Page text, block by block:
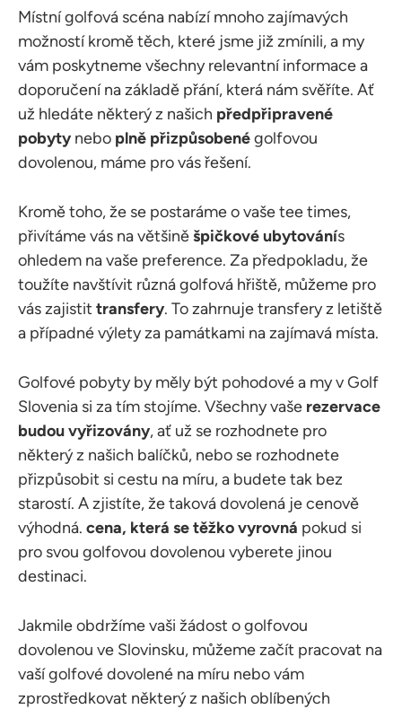
Místní golfová scéna nabízí mnoho zajímavých
možností kromě těch, které jsme již zmínili, a my
vám poskytneme všechny relevantní informace a
doporučení na základě přání, která nám svěříte. Ať
už hledáte některý z našich předpřipravené
pobyty nebo plně přizpůsobenégolfovou
dovolenou, máme pro vás řešení.
Kromě toho, že se postaráme o vaše tee times,
přivítáme vás na většiněšpičkové ubytovánís
ohledem na vaše preference. Za předpokladu, že
toužíte navštívit různá golfová hřiště, můžeme pro
vás zajistit transfery. To zahrnuje transfery z letiště
a případné výlety za památkami na zajímavá místa.
Golfové pobyty by měly být pohodové a my v Golf
Slovenia si za tím stojíme. Všechny vaše rezervace
budou vyřizovány, ať už se rozhodnete pro
některý z našich balíčků, nebo se rozhodnete
přizpůsobit si cestu na míru, a budete tak bez
starostí. A zjistíte, že taková dovolená je cenově
výhodná. cena, která se těžko vyrovná pokud si
pro svou golfovou dovolenou vyberete jinou
destinaci.
Jakmile obdržíme vaši žádost o golfovou
dovolenou ve Slovinsku, můžeme začít pracovat na
vaší golfové dovolené na míru nebo vám
zprostředkovat některý z našich oblíbených